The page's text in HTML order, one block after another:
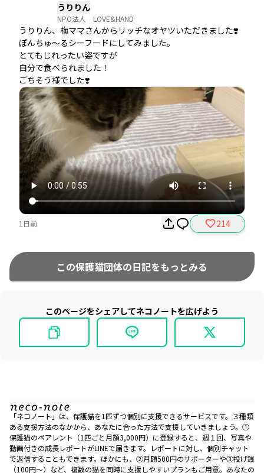
うりりん
NPO法人 LOVE&HAND
うりりん、梅ママさんからリッチなオヤツいただきました❣️
ぽんちゅ〜るシーフードにしてみました。
とてもじれったい姿ですが
自分で食べられました！
ごちそう様でした❣️
1日前 214
この保護猫団体の日記をもっとみる
このページをシェアしてネコノートを広げよう
「ネコノート」は、保護猫を1匹ずつ個別に支援できるサービスです。３種類
ある支援方法のなかから、あなたに合った方法で支援していきましょう。①
保護猫のペアレント（1匹ごと月額3,000円）に登録すると、週１回、写真や
動画付きの成長レポートがLINEで届きます。レポートに対し、個別チャット
で返信することもできます。ほかにも、②月額500円のサポーターや③投げ銭
（100円〜）など、複数の猫を同時に支援しやすいプランもご用意。あなたの